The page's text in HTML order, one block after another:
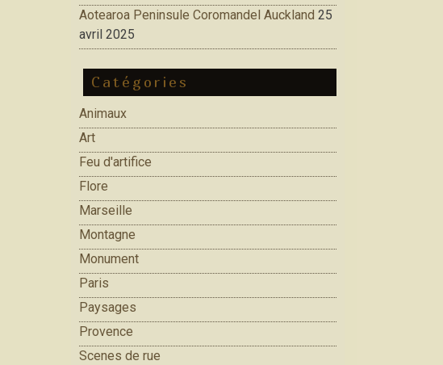
Aotearoa Peninsule Coromandel Auckland 25
avril 2025
Catégories
Animaux
Art
Feu d'artifice
Flore
Marseille
Montagne
Monument
Paris
Paysages
Provence
Scenes de rue